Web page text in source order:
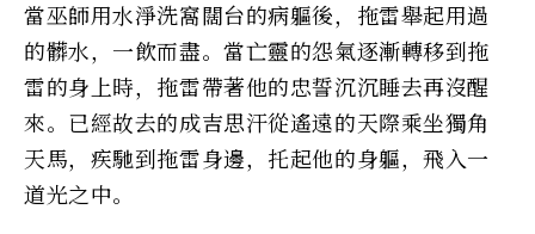
當巫師用水淨洗窩闊台的病軀後，拖雷舉起用過
的髒水，一飲而盡。當亡靈的怨氣逐漸轉移到拖
雷的身上時，拖雷帶著他的忠誓沉沉睡去再沒醒
來。已經故去的成吉思汗從遙遠的天際乘坐獨角
天馬，疾馳到拖雷身邊，托起他的身軀，飛入一
道光之中。